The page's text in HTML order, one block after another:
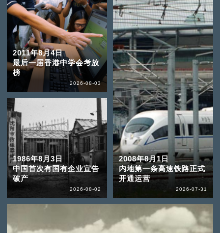
2011年8月4日
最后一届香港中学会考放
榜
2026-08-03
1986年8月3日
中国首次有国有企业宣告
破产
2026-08-02
2008年8月1日
内地第一条高速铁路正式
开通运营
2026-07-31